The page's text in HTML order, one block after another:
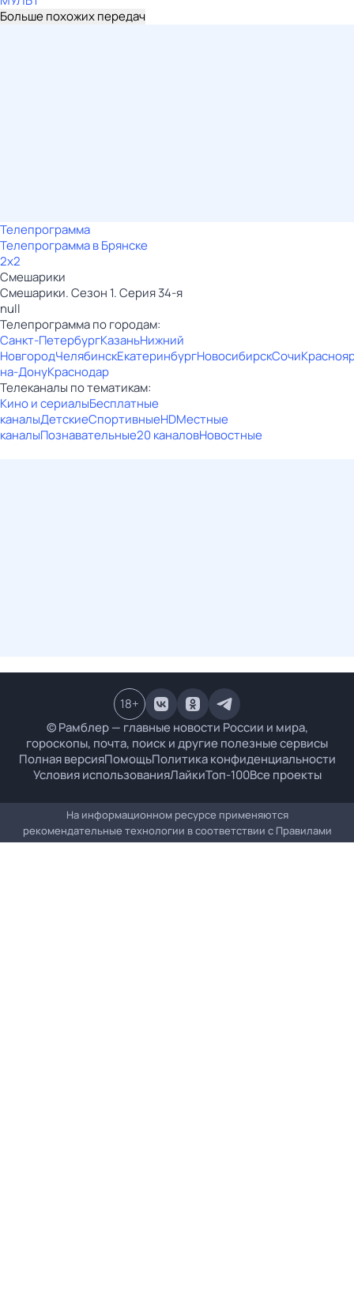
Больше похожих передач
Телепрограмма
Телепрограмма в Брянске
2x2
Смешарики
Смешарики. Сезон 1. Серия 34-я
null
Телепрограмма по городам:
Санкт-ПетербургКазаньНижний
НовгородЧелябинскЕкатеринбургНовосибирскСочи
на-ДонуКраснодар
Телеканалы по тематикам:
Кино и сериалыБесплатные
каналыДетскиеСпортивныеHDМестные
каналыПознавательные20 каналовНовостные
© Рамблер — главные новости России и мира,
гороскопы, почта, поиск и другие полезные сервисы
Полная версияПомощьПолитика конфиденциальности
Условия использованияЛайкиТоп-100Все проекты
18+
На информационном ресурсе применяются
рекомендательные технологии в соответствии с Правилами